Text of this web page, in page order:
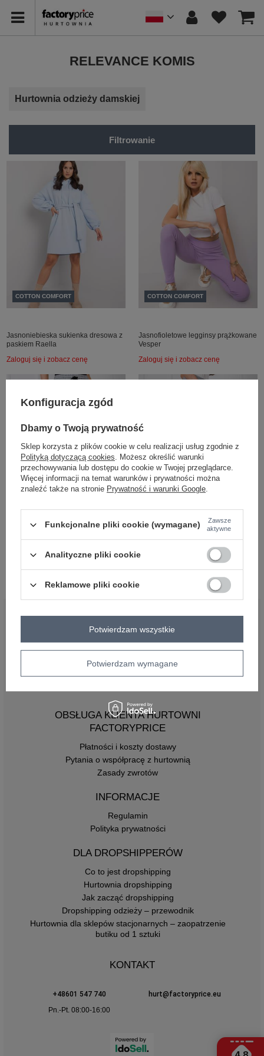
RELEVANCE KOMIS
Hurtownia odzieży damskiej
Filtrowanie
COTTON COMFORT
Jasnoniebieska sukienka dresowa z
paskiem Raella
Zaloguj się i zobacz cenę
COTTON COMFORT
Jasnofioletowe legginsy prążkowane
Vesper
Zaloguj się i zobacz cenę
COTTON COMFORT COTTON COMFORT
Zaloguj się i zobacz cenę
BĄDŹ BLISKO NAS
OBSŁUGA KLIENTA HURTOWNI
FACTORYPRICE
Płatności i koszty dostawy
Pytania o współpracę z hurtownią
Zasady zwrotów
INFORMACJE
Regulamin
Polityka prywatności
DLA DROPSHIPPERÓW
Co to jest dropshipping
Hurtownia dropshipping
Jak zacząć dropshipping
Dropshipping odzieży – przewodnik
Hurtownia dla sklepów stacjonarnych – zaopatrzenie
butiku od 1 sztuki
KONTAKT
+48601 547 740
hurt@factoryprice.eu
Pn.-Pt. 08:00-16:00
Konfiguracja zgód
Dbamy o Twoją prywatność
Sklep korzysta z plików cookie w celu realizacji usług zgodnie z
Polityką dotyczącą cookies. Możesz określić warunki
przechowywania lub dostępu do cookie w Twojej przeglądarce.
Więcej informacji na temat warunków i prywatności można
znaleźć także na stronie Prywatność i warunki Google.
Funkcjonalne pliki cookie (wymagane)
Zawsze
aktywne
Analityczne pliki cookie
Reklamowe pliki cookie
Potwierdzam wymagane
Potwierdzam wszystkie